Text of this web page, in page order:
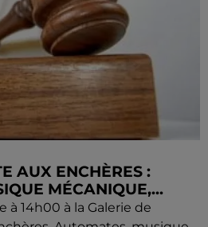
AUX ENCHÈRES :
MÉCANIQUE,...
14h00 à la Galerie de